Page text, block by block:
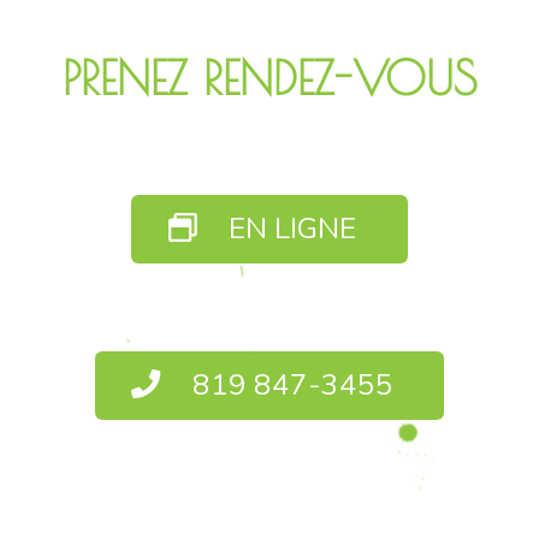
PRENEZ RENDEZ-VOUS
EN LIGNE
819 847-3455